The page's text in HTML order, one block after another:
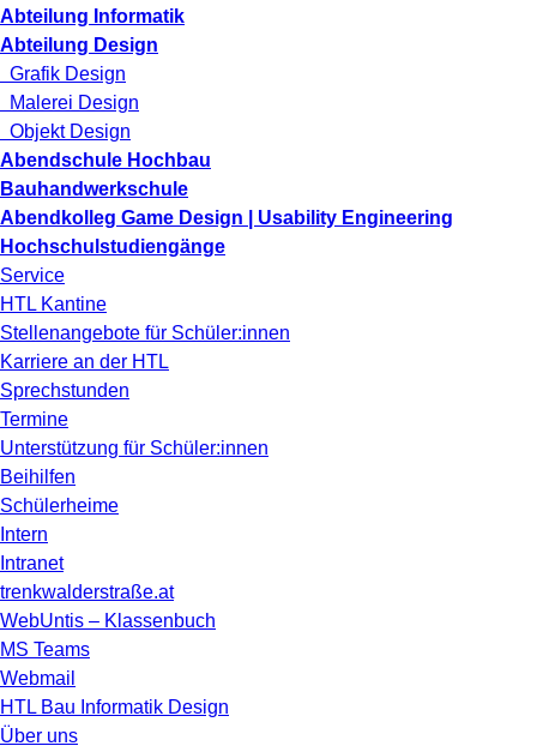
Abteilung Informatik
Abteilung Design
Grafik Design
Malerei Design
Objekt Design
Abendschule Hochbau
Bauhandwerkschule
Abendkolleg Game Design | Usability Engineering
Hochschulstudiengänge
Service
HTL Kantine
Stellenangebote für Schüler:innen
Karriere an der HTL
Sprechstunden
Termine
Unterstützung für Schüler:innen
Beihilfen
Schülerheime
Intern
Intranet
trenkwalderstraße.at
WebUntis – Klassenbuch
MS Teams
Webmail
HTL Bau Informatik Design
Über uns